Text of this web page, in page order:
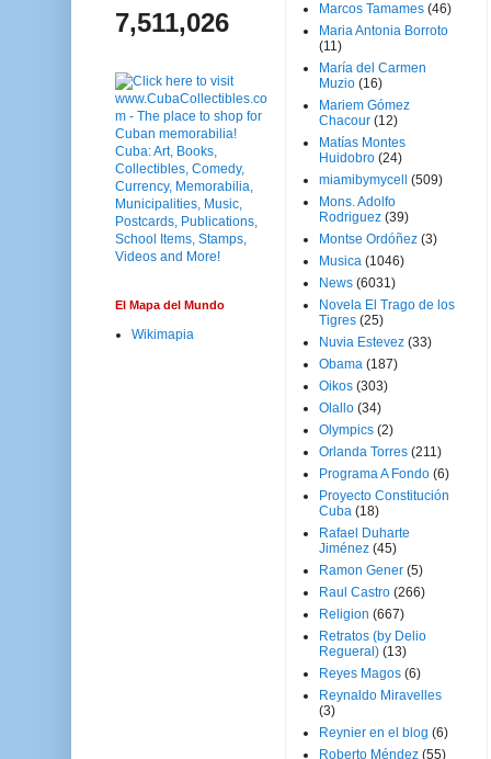
7,511,026
El Mapa del Mundo
Wikimapia
Marcos Tamames (46)
Maria Antonia Borroto
(11)
María del Carmen
Muzio (16)
Mariem Gómez
Chacour (12)
Matías Montes
Huidobro (24)
miamibymycell
(509)
Mons. Adolfo
Rodriguez (39)
Montse Ordóñez (3)
Musica (1046)
News (6031)
Novela El Trago de los
Tigres (25)
Nuvia Estevez (33)
Obama (187)
Oikos (303)
Olallo (34)
Olympics (2)
Orlanda Torres (211)
Programa A Fondo (6)
Proyecto Constitución
Cuba (18)
Rafael Duharte
Jiménez (45)
Ramon Gener (5)
Raul Castro (266)
Religion (667)
Retratos (by Delio
Regueral) (13)
Reyes Magos (6)
Reynaldo Miravelles
(3)
Reynier en el blog (6)
Roberto Méndez (55)